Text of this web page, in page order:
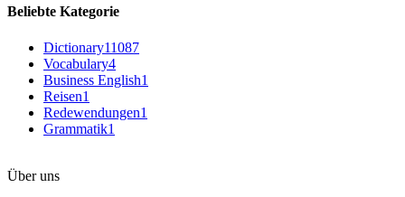
Beliebte Kategorie
Dictionary11087
Vocabulary4
Business English1
Reisen1
Redewendungen1
Grammatik1
Über uns